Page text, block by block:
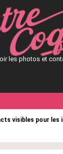
les photos et
visibles pour les